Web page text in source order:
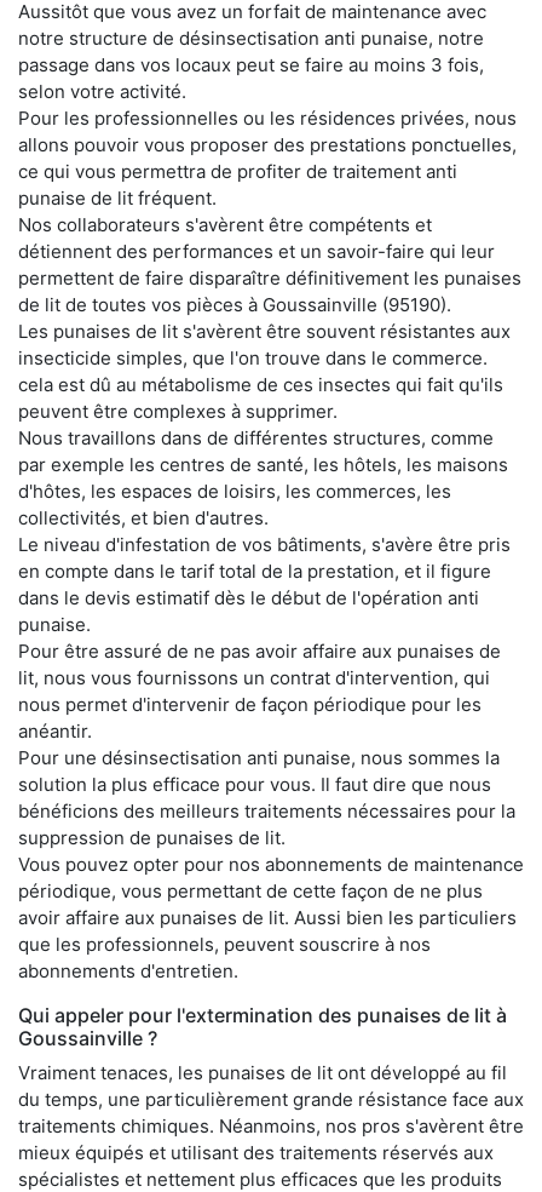
Aussitôt que vous avez un forfait de maintenance avec
notre structure de désinsectisation anti punaise, notre
passage dans vos locaux peut se faire au moins 3 fois,
selon votre activité.
Pour les professionnelles ou les résidences privées, nous
allons pouvoir vous proposer des prestations ponctuelles,
ce qui vous permettra de profiter de traitement anti
punaise de lit fréquent.
Nos collaborateurs s'avèrent être compétents et
détiennent des performances et un savoir-faire qui leur
permettent de faire disparaître définitivement les punaises
de lit de toutes vos pièces à Goussainville (95190).
Les punaises de lit s'avèrent être souvent résistantes aux
insecticide simples, que l'on trouve dans le commerce.
cela est dû au métabolisme de ces insectes qui fait qu'ils
peuvent être complexes à supprimer.
Nous travaillons dans de différentes structures, comme
par exemple les centres de santé, les hôtels, les maisons
d'hôtes, les espaces de loisirs, les commerces, les
collectivités, et bien d'autres.
Le niveau d'infestation de vos bâtiments, s'avère être pris
en compte dans le tarif total de la prestation, et il figure
dans le devis estimatif dès le début de l'opération anti
punaise.
Pour être assuré de ne pas avoir affaire aux punaises de
lit, nous vous fournissons un contrat d'intervention, qui
nous permet d'intervenir de façon périodique pour les
anéantir.
Pour une désinsectisation anti punaise, nous sommes la
solution la plus efficace pour vous. Il faut dire que nous
bénéficions des meilleurs traitements nécessaires pour la
suppression de punaises de lit.
Vous pouvez opter pour nos abonnements de maintenance
périodique, vous permettant de cette façon de ne plus
avoir affaire aux punaises de lit. Aussi bien les particuliers
que les professionnels, peuvent souscrire à nos
abonnements d'entretien.
Qui appeler pour l'extermination des punaises de lit à
Goussainville ?
Vraiment tenaces, les punaises de lit ont développé au fil
du temps, une particulièrement grande résistance face aux
traitements chimiques. Néanmoins, nos pros s'avèrent être
mieux équipés et utilisant des traitements réservés aux
spécialistes et nettement plus efficaces que les produits